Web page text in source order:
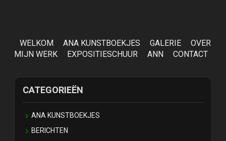
WELKOM ANA KUNSTBOEKJES GALERIE
OVER
MIJN WERK
EXPOSITIESCHUUR ANN CONTACT
CATEGORIEËN
ANA KUNSTBOEKJES
BERICHTEN